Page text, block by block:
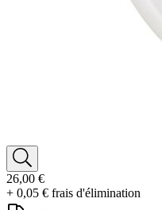
26,00 €
+ 0,05 € frais d'élimination